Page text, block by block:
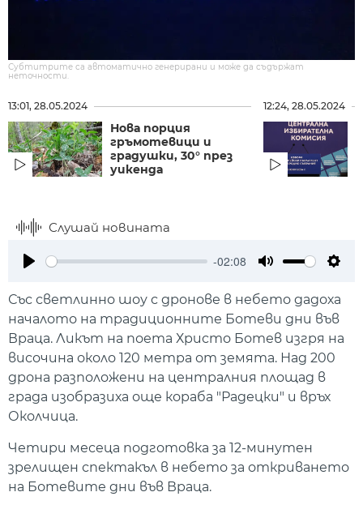
Субтитрите са автоматично генерирани и може да съдържат
неточности.
13:01, 28.05.2024
Нова порция
гръмотевици и
градушки, 30° през
уикенда
12:24, 28.05.2024
Слушай новината
-02:08
Със светлинно шоу с дронове в небето дадоха
началото на традиционните Ботеви дни във
Враца. Ликът на поета Христо Ботев изгря на
височина около 120 метра от земята. Над 200
дрона разположени на централния площад в
града изобразиха още кораба "Радецки" и връх
Околчица.
Четири месеца подготовка за 12-минутен
зрелищен спектакъл в небето за откриването
на Ботевите дни във Враца.